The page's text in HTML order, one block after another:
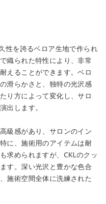
close
ました。
む
続ける
性を誇るベロア生地で作られ
織られた特性により、非常
えることができます。ベロ
滑らかさと、独特の光沢感
り方によって変化し、サロ
出します。
級感があり、サロンのイン
に、施術用のアイテムは耐
求められますが、CKLのクッ
す。深い光沢と豊かな色合
施術空間全体に洗練された